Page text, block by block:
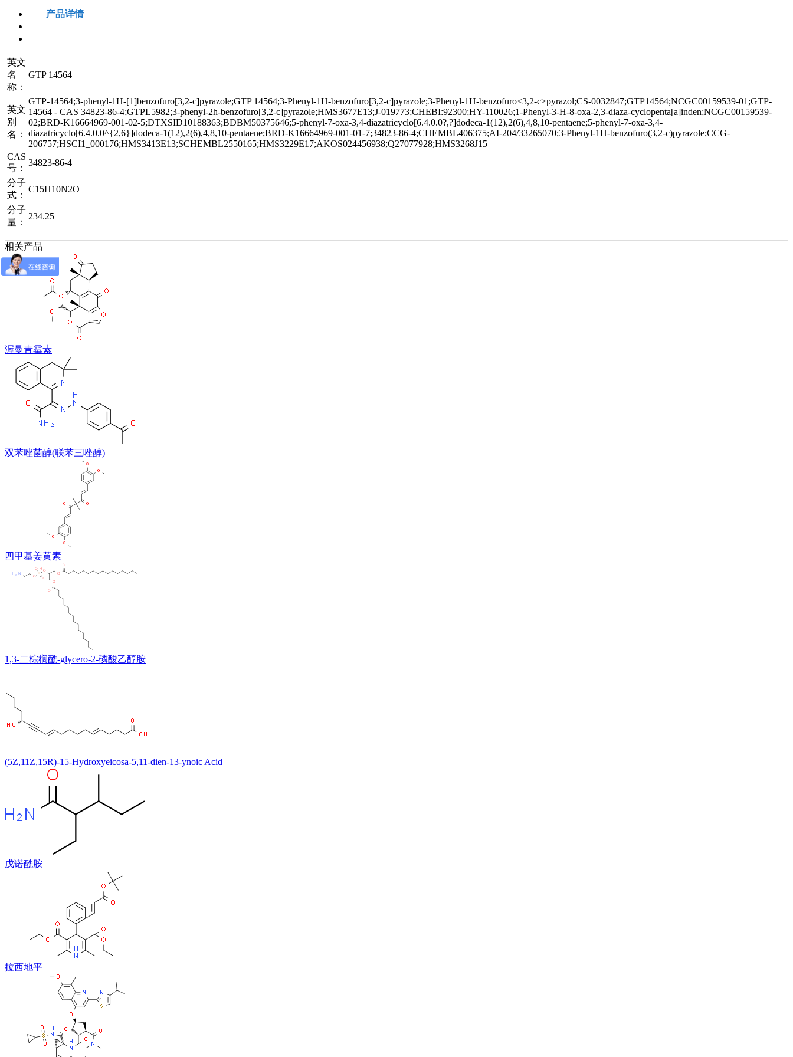
产品详情
英文
名
称：
GTP 14564
英文
别
名：
GTP-14564;3-phenyl-1H-[1]benzofuro[3,2-c]pyrazole;GTP 14564;3-Phenyl-1H-benzofuro[3,2-c]pyrazole;3-Phenyl-1H-benzofuro<3,2-c>pyrazol;CS-0032847;GTP14564;NCGC00159539-01;GTP-
14564 - CAS 34823-86-4;GTPL5982;3-phenyl-2h-benzofuro[3,2-c]pyrazole;HMS3677E13;J-019773;CHEBI:92300;HY-110026;1-Phenyl-3-H-8-oxa-2,3-diaza-cyclopenta[a]inden;NCGC00159539-
02;BRD-K16664969-001-02-5;DTXSID10188363;BDBM50375646;5-phenyl-7-oxa-3,4-diazatricyclo[6.4.0.0?,?]dodeca-1(12),2(6),4,8,10-pentaene;5-phenyl-7-oxa-3,4-
diazatricyclo[6.4.0.0^{2,6}]dodeca-1(12),2(6),4,8,10-pentaene;BRD-K16664969-001-01-7;34823-86-4;CHEMBL406375;AI-204/33265070;3-Phenyl-1H-benzofuro(3,2-c)pyrazole;CCG-
206757;HSCI1_000176;HMS3413E13;SCHEMBL2550165;HMS3229E17;AKOS024456938;Q27077928;HMS3268J15
CAS
号：
34823-86-4
分子
式：
C15H10N2O
分子
量：
234.25
相关产品
渥曼青霉素
双苯唑菌醇(联苯三唑醇)
四甲基姜黄素
1,3-二棕榈酰-glycero-2-磷酸乙醇胺
(5Z,11Z,15R)-15-Hydroxyeicosa-5,11-dien-13-ynoic Acid
戊诺酰胺
拉西地平